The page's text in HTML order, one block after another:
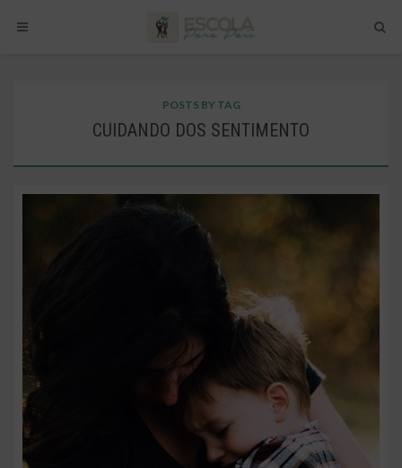
POSTS BY TAG
CUIDANDO DOS SENTIMENTO